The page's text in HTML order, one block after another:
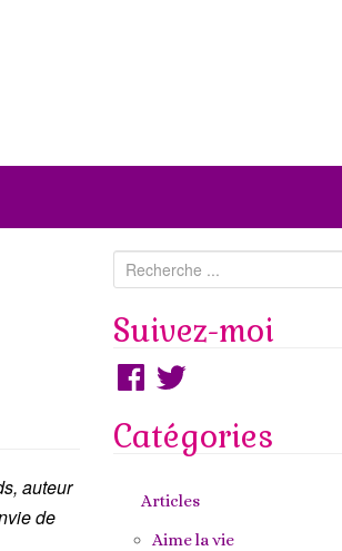
auteur
de
e
c
h
c
Suivez-moi
Facebook
Twitter
Catégories
Articles
Aime la vie